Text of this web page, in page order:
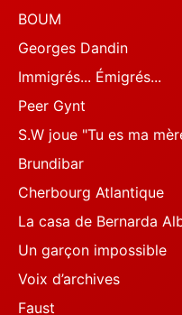
BOUM
Georges Dandin
Immigrés... Émigrés...
Peer Gynt
S.W joue "Tu es ma
Brundibar
Cherbourg Atlantique
La casa de Bernarda
Un garçon impossible
Voix d’archives
Faust